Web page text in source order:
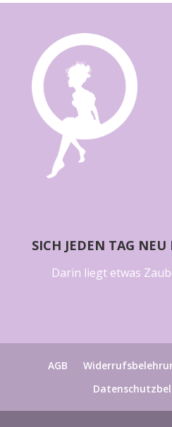
SICH JEDEN TAG NEU
Darin liegt etwas
AGB